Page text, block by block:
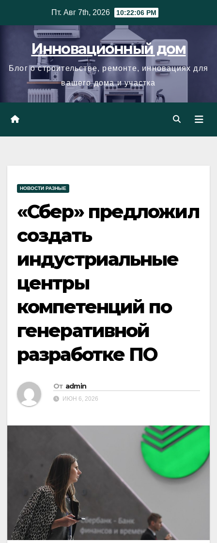
Пт. Авг 7th, 2026 10:22:07 PM
Инновационный дом
Блог о строительстве, ремонте, инновациях для
вашего дома и участка
НОВОСТИ РАЗНЫЕ
«Сбер» предложил
создать
индустриальные
центры
компетенций по
генеративной
разработке ПО
От admin
ИЮН 6, 2026